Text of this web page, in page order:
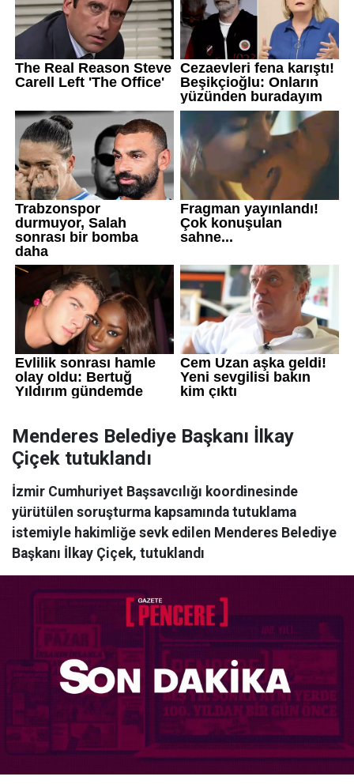
Menderes Belediye Başkanı İlkay
Çiçek tutuklandı
İzmir Cumhuriyet Başsavcılığı koordinesinde
yürütülen soruşturma kapsamında tutuklama
istemiyle hakimliğe sevk edilen Menderes Belediye
Başkanı İlkay Çiçek, tutuklandı